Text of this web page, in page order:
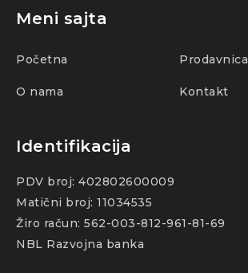
Meni sajta
Početna Prodavnica
O nama Kontakt
Identifikacija
PDV broj: 402802600009
Matični broj: 11034535
Žiro račun: 562-003-812-961-81-69
NBL Razvojna banka